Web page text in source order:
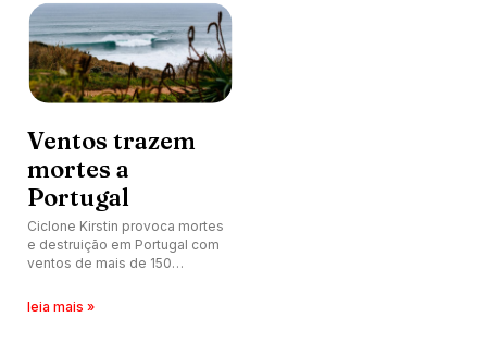
Ventos trazem
mortes a
Portugal
Ciclone Kirstin provoca mortes
e destruição em Portugal com
ventos de mais de 150
leia mais »